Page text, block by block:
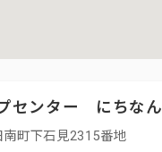
センター にちなん
南町下石見2315番地